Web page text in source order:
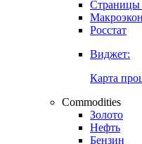
Макроэкономика
Страницы
Росстат
Виджет:
Карта